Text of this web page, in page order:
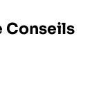
Conseils